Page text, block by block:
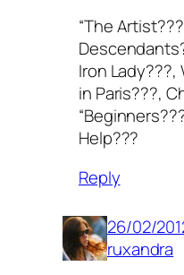
“The
Iron Lady???,
in Paris???,
Help???
Reply
26/02/
ruxandra